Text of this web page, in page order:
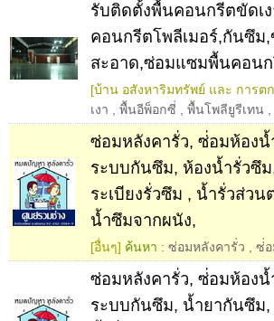
รับติดตั้งพื้นคอนกรีตขัดเ
คอนกรีตโพลีเมอร์,กันซึ
สะอาด,ซ่อมแซมพื้นคอน
[บ้าน อสังหาริมทรัพย์ และ การต
เงา
พื้นอีพ็อกซี่ พื้นโพลียูรีเทน
ซ่อมหลังคารั่ว, ซ่่อมห้อง
ระบบกันซึม, ห้องน้ำรั่วซึ
ระเบียงรั่วซึม , น้ำรั่วส่ว
น้ำซึมจากผนัง,
[อื่นๆ] ค้นหา : ซ่อมหลังคารั่ว ซ่่อ
ซ่อมหลังคารั่ว, ซ่่อมห้อง
ระบบกันซึม, น้ำยากันซึม,